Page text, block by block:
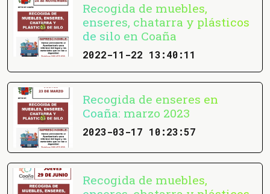
Recogida de muebles,
enseres, chatarra y plásticos
de silo en Coaña
2022-11-22 13:40:11
Recogida de enseres en
Coaña: marzo 2023
2023-03-17 10:23:57
Recogida de muebles,